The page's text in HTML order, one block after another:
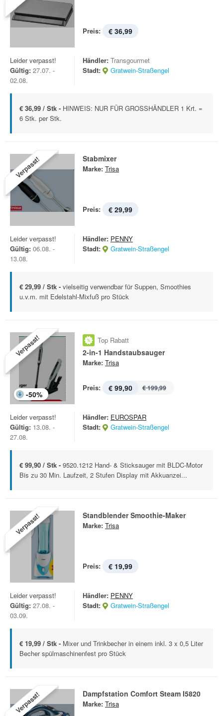
Preis: € 36,99
Leider verpasst!
Gültig: 27.07. -
02.08.
Händler: Transgourmet
Stadt:
Gratwein-Straßengel
€ 36,99 / Stk - HINWEIS: NUR FÜR GROSSHÄNDLER 1 Krt. =
6 Stk. per Stk.
Verpasst! Stabmixer
Marke: Trisa
Preis: € 29,99
Leider verpasst!
Gültig: 06.08. -
13.08.
Händler: PENNY
Stadt:
Gratwein-Straßengel
€ 29,99 / Stk - vielseitig verwendbar für Suppen, Smoothies
u.v.m. mit Edelstahl-Mixfuß pro Stück
Verpasst!
-50%
Top Rabatt
2-in-1 Handstaubsauger
Marke: Trisa
Preis: € 99,90 € 199,99
Leider verpasst!
Gültig: 13.08. -
27.08.
Händler: EUROSPAR
Stadt:
Gratwein-Straßengel
€ 99,90 / Stk - 9520.1212 Hand- & Sticksauger mit BLDC-Motor
Bis zu 30 Min. Laufzeit, 2 Stufen Display mit Akkuanzei...
Verpasst! Standblender Smoothie-Maker
Marke: Trisa
Preis: € 19,99
Leider verpasst!
Gültig: 27.08. -
03.09.
Händler: PENNY
Stadt:
Gratwein-Straßengel
€ 19,99 / Stk - Mixer und Trinkbecher in einem inkl. 3 x 0,5 Liter
Becher spülmaschinenfest pro Stück
Verpasst! Dampfstation Comfort Steam I5820
Marke: Trisa